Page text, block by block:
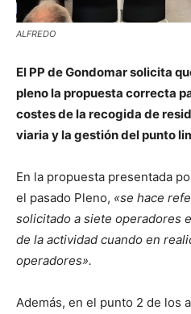
ALFREDO
El PP de Gondomar solicita
pleno la propuesta correcta
costes de la recogida de
viaria y la gestión del punto
En la propuesta presentada
el pasado Pleno, «se hace
solicitado a siete operadores
de la actividad cuando en
operadores».
Además, en el punto 2 de los